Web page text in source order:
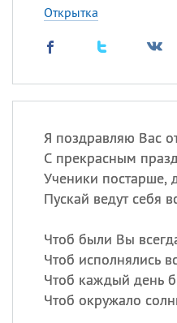
Открытка
Я поздравляю Вас
С прекрасным
Ученики постарше,
Пускай ведут себя
Чтоб были Вы
Чтоб исполнялись
Чтоб каждый день
Чтоб окружало